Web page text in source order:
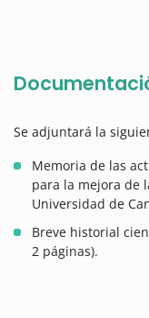
Se adjuntará la
Memoria de las
para la mejora de
Universidad de
Breve historial
2 páginas).